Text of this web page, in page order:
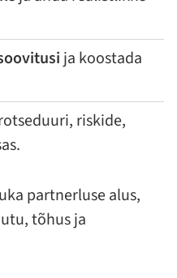
ja koostada
riskide,
partnerluse alus,
tõhus ja